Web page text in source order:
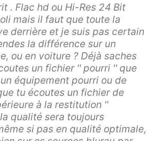
. Flac hd ou Hi-Res 24 Bit
mais il faut que toute la
derrière et je suis pas certain
la différence sur un
ou en voiture ? Déjà saches
un fichier '' pourri '' que
équipement pourri ou de
tu écoutes un fichier de
à la restitution ''
qualité sera toujours
si pas en qualité optimale,